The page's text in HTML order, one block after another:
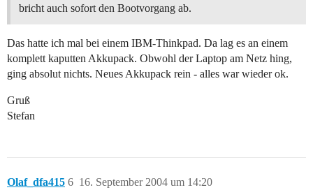
bricht auch sofort den Bootvorgang ab.
Das hatte ich mal bei einem IBM-Thinkpad. Da lag es an einem
komplett kaputten Akkupack. Obwohl der Laptop am Netz hing,
ging absolut nichts. Neues Akkupack rein - alles war wieder ok.
Gruß
Stefan
Olaf_dfa415 16. September 2004 um 14:20
6